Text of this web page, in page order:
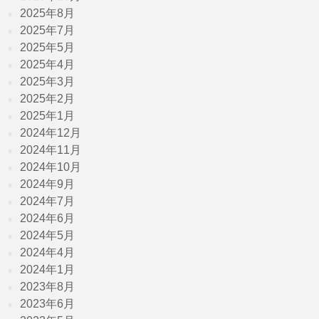
2025年8月
2025年7月
2025年5月
2025年4月
2025年3月
2025年2月
2025年1月
2024年12月
2024年11月
2024年10月
2024年9月
2024年7月
2024年6月
2024年5月
2024年4月
2024年1月
2023年8月
2023年6月